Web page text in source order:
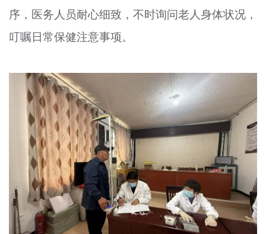
序，医务人员耐心细致，不时询问老人身体状况，
叮嘱日常保健注意事项。